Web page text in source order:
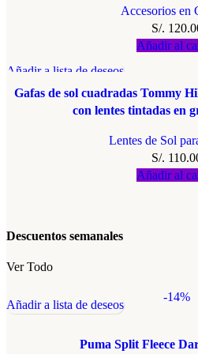
Accesorios en
S/.
Añadir al
Añadir a lista de deseos
Gafas de sol cuadradas Tommy
con lentes tintadas en
Lentes de Sol
S/.
Añadir al
Descuentos semanales
Ver Todo
-14%
Añadir a lista de deseos
Puma Split Fleece